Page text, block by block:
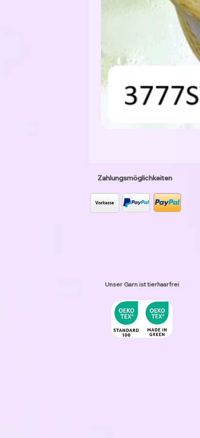
Zahlungsmöglichkeiten
Unser Garn ist tierhaarfrei